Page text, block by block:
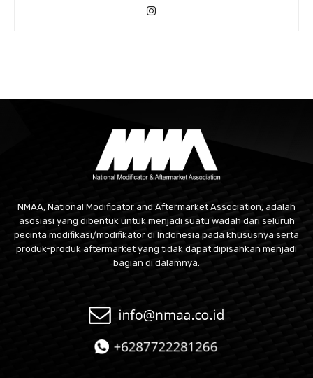
NMAA, National Modificator and Aftermarket Association, adalah
asosiasi yang dibentuk untuk menjadi suatu wadah dari seluruh
pecinta modifikasi/modifikator di Indonesia pada khususnya serta
produk-produk aftermarket yang tidak dapat dipisahkan menjadi
bagian di dalamnya.